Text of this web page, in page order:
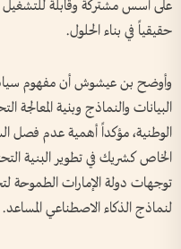
على أسس مشتركة وقابلة للتشغيل
حقيقياً في بناء الحلول.
وأوضح بن عيشوش أن مفهوم سيادة
البيانات والنماذج وبنية
الوطنية، مؤكداً أهمية عدم فصل
الخاص كشريك في تطوير البنية
لنماذج الذكاء الاصطناعي المساعد.